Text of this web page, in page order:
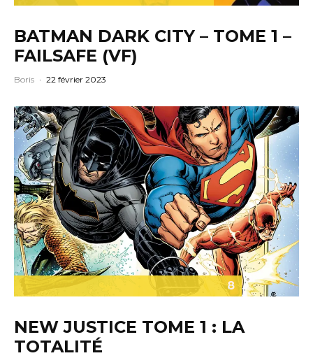
BATMAN DARK CITY – TOME 1 –
FAILSAFE (VF)
Boris · 22 février 2023
8
NEW JUSTICE TOME 1 : LA
TOTALITÉ